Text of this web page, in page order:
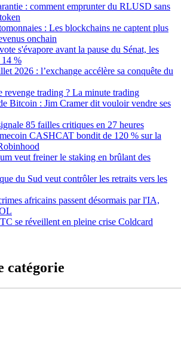
: comment emprunter du RLUSD sans
: Les blockchains ne captent plus
onchain
s'évapore avant la pause du Sénat, les
14 %
2026 : l’exchange accélère sa conquête du
revenge trading ? La minute trading
Bitcoin : Jim Cramer dit vouloir vendre ses
85 failles critiques en 27 heures
CASHCAT bondit de 120 % sur la
veut freiner le staking en brûlant des
du Sud veut contrôler les retraits vers les
africains passent désormais par l'IA,
se réveillent en pleine crise Coldcard
catégorie